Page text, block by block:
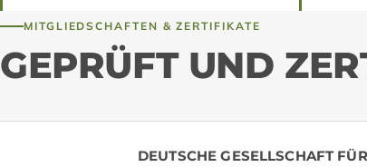
MITGLIEDSCHAFTEN & ZERTIFIKATE
GEPRÜFT UND
DEUTSCHE GESELLSCHAFT